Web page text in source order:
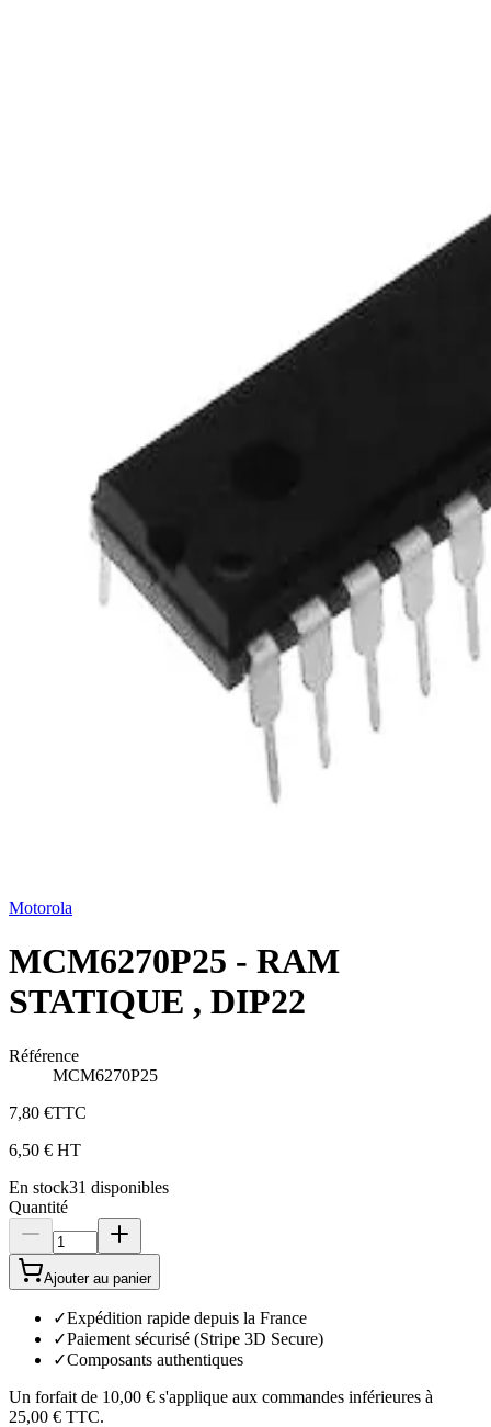
Motorola
MCM6270P25 - RAM
STATIQUE , DIP22
Référence
MCM6270P25
7,80 €TTC
6,50 € HT
En stock31 disponibles
Quantité
Ajouter au panier
✓Expédition rapide depuis la France
✓Paiement sécurisé (Stripe 3D Secure)
✓Composants authentiques
Un forfait de 10,00 € s'applique aux commandes inférieures à
25,00 € TTC.